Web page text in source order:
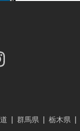
群馬県 栃木県